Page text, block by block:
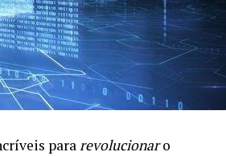
pararevolucionaro